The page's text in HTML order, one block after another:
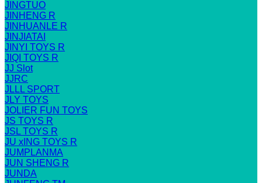
JINGTUO
JINHENG R
JINHUANLE R
JINJIATAI
JINYI TOYS R
JIQI TOYS R
JJ Slot
JJRC
JLLL SPORT
JLY TOYS
JOLIER FUN TOYS
JS TOYS R
JSL TOYS R
JU xING TOYS R
JUMPLANMA
JUN SHENG R
JUNDA